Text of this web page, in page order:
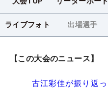
ライブフォト 出場選手
【この大会のニュース】
古江彩佳が振り返